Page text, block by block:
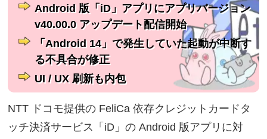
Android 版「iD」アプリにアプリバージョン
v40.00.0 アップデート配信開始
「Android 14」で発生していた起動が中断す
る不具合が修正
UI / UX 刷新も内包
NTT ドコモ提供の FeliCa 依存クレジットカードタ
ッチ決済サービス「iD」の Android 版アプリに対